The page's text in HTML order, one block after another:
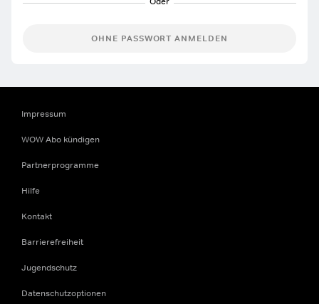
OHNE PASSWORT ANMELDEN
Impressum
WOW Abo kündigen
Partnerprogramme
Hilfe
Kontakt
Barrierefreiheit
Jugendschutz
Datenschutzoptionen